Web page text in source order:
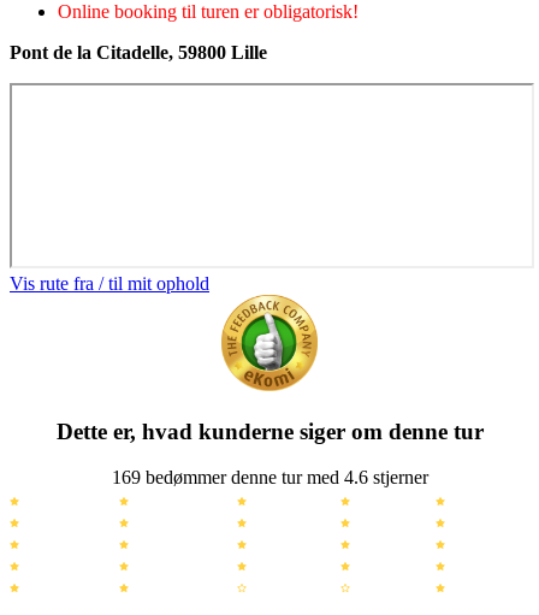
Online booking til turen er obligatorisk!
Pont de la Citadelle, 59800 Lille
Vis rute fra / til mit ophold
Dette er, hvad kunderne siger om denne tur
169 bedømmer denne tur med 4.6 stjerner